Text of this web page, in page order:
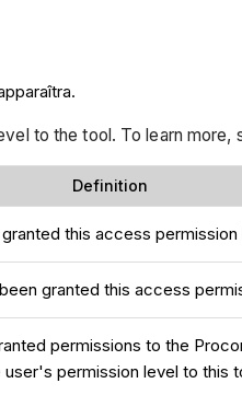
to the tool. To learn more,
Definition
this access
granted this access
permissions to the
user's permission level to this